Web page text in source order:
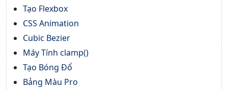
Tạo Flexbox
CSS Animation
Cubic Bezier
Máy Tính clamp()
Tạo Bóng Đổ
Bảng Màu Pro